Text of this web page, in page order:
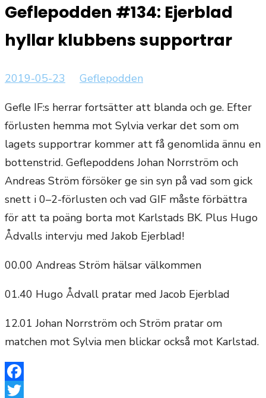
Geflepodden #134: Ejerblad
hyllar klubbens supportrar
Publicerat
2019-05-23 Författare
Geflepodden
Gefle IF:s herrar fortsätter att blanda och ge. Efter
förlusten hemma mot Sylvia verkar det som om
lagets supportrar kommer att få genomlida ännu en
bottenstrid. Geflepoddens Johan Norrström och
Andreas Ström försöker ge sin syn på vad som gick
snett i 0–2-förlusten och vad GIF måste förbättra
för att ta poäng borta mot Karlstads BK. Plus Hugo
Ådvalls intervju med Jakob Ejerblad!
00.00 Andreas Ström hälsar välkommen
01.40 Hugo Ådvall pratar med Jacob Ejerblad
12.01 Johan Norrström och Ström pratar om
matchen mot Sylvia men blickar också mot Karlstad.
Facebook